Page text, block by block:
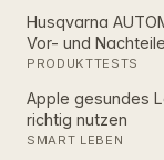
Husqvarna
Vor- und Nachteile
PRODUKTTESTS
Apple gesundes
richtig nutzen
SMART LEBEN